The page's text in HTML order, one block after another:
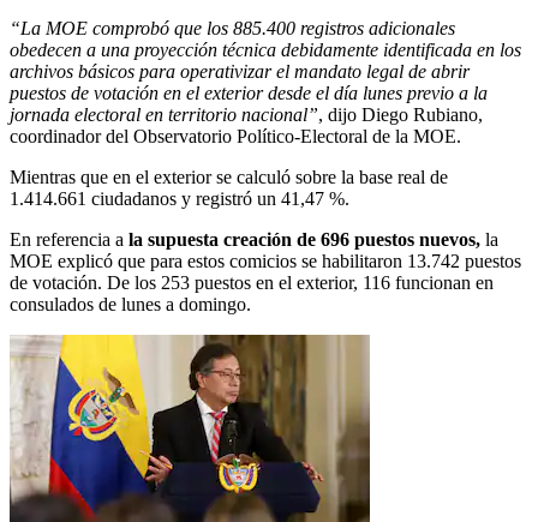
“La MOE comprobó que los 885.400 registros adicionales
obedecen a una proyección técnica debidamente identificada en los
archivos básicos para operativizar el mandato legal de abrir
puestos de votación en el exterior desde el día lunes previo a la
jornada electoral en territorio nacional”, dijo Diego Rubiano,
coordinador del Observatorio Político-Electoral de la MOE.
Mientras que en el exterior se calculó sobre la base real de
1.414.661 ciudadanos y registró un 41,47 %.
En referencia a la supuesta creación de 696 puestos nuevos, la
MOE explicó que para estos comicios se habilitaron 13.742 puestos
de votación. De los 253 puestos en el exterior, 116 funcionan en
consulados de lunes a domingo.